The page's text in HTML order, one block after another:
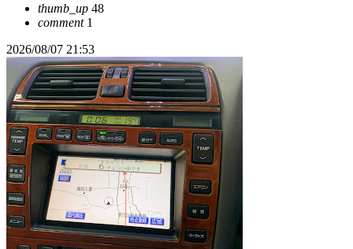
thumb_up 48
comment1
2026/08/07 21:53